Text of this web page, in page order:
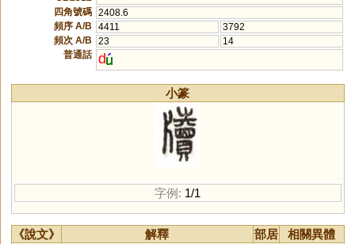
四角號碼 2408.6
頻序 A/B
4411
3792
頻次 A/B
23
14
普通話 d
小篆
字例: 1/1
《說文》 解釋 部居
相關異體